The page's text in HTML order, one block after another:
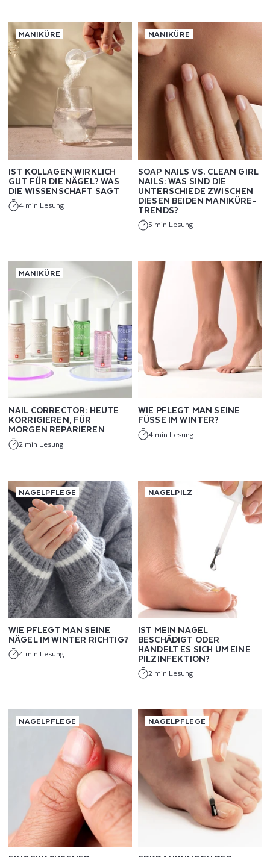
P
S
&
L
Ö
S
U
N
G
N
MANIKÜRE
IST KOLLAGEN WIRKLICH
GUT FÜR DIE NÄGEL? WAS
DIE WISSENSCHAFT SAGT
4 min Lesung
MANIKÜRE
SOAP NAILS VS. CLEAN GIRL
NAILS: WAS SIND DIE
UNTERSCHIEDE ZWISCHEN
DIESEN BEIDEN MANIKÜRE-
TRENDS?
5 min Lesung
MANIKÜRE
NAIL CORRECTOR: HEUTE
KORRIGIEREN, FÜR
MORGEN REPARIEREN
2 min Lesung
WIE PFLEGT MAN SEINE
FÜSSE IM WINTER?
4 min Lesung
NAGELPFLEGE
WIE PFLEGT MAN SEINE
NÄGEL IM WINTER RICHTIG?
4 min Lesung
NAGELPILZ
IST MEIN NAGEL
BESCHÄDIGT ODER
HANDELT ES SICH UM EINE
PILZINFEKTION?
2 min Lesung
NAGELPFLEGE NAGELPFLEGE